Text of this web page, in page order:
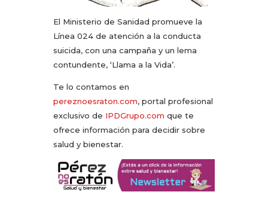
El Ministerio de Sanidad promueve la
Línea 024 de atención a la conducta
suicida, con una campaña y un lema
contundente, ‘Llama a la Vida’.
Te lo contamos en
pereznoesraton.com, portal profesional
exclusivo de IPDGrupo.com que te
ofrece información para decidir sobre
salud y bienestar.